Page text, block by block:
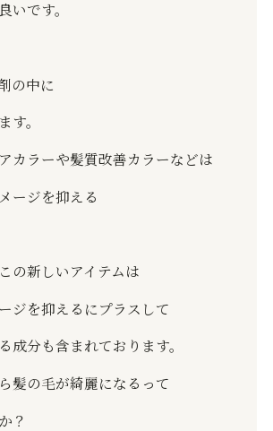
いです。
の中に
す。
カラーや髪質改善カラーなどは
ージを抑える
の新しいアイテムは
ジを抑えるにプラスして
成分も含まれております。
髪の毛が綺麗になるって
？